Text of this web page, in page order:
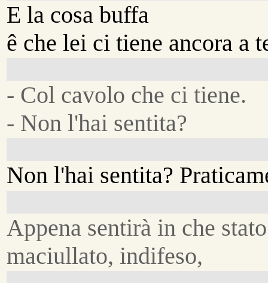
E la cosa buffa
ê che lei ci tiene ancora a
- Col cavolo che ci tiene.
- Non l'hai sentita?
Non l'hai sentita?
Appena sentirà in che
maciullato, indifeso,